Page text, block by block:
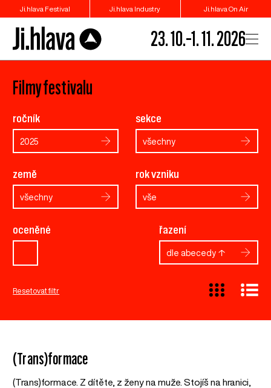
Ji.hlava Festival Ji.hlava Industry Ji.hlava On Air
23. 10.–1. 11. 2026
Filmy festivalu
ročník
2025
sekce
všechny
země
všechny
rok vzniku
vše
oceněné řazení
dle abecedy ↑
Resetovat filtr
(Trans)formace
(Trans)formace. Z dítěte, z ženy na muže. Stojíš na hranici,